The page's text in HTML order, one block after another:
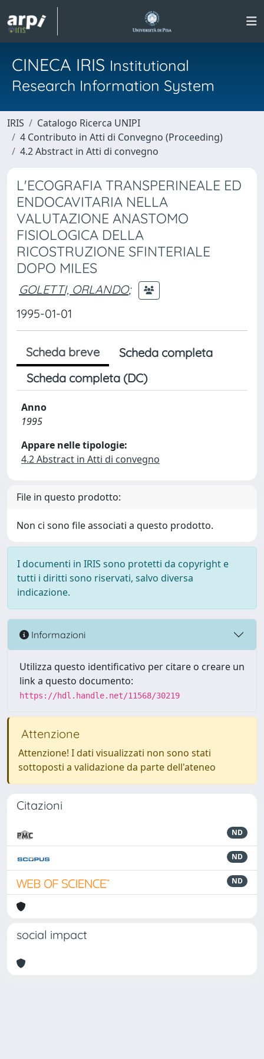
CINECA IRIS Institutional
Research Information System
IRIS
Catalogo Ricerca UNIPI
4 Contributo in Atti di Convegno (Proceeding)
4.2 Abstract in Atti di convegno
L'ECOGRAFIA TRANSPERINEALE ED
ENDOCAVITARIA NELLA
VALUTAZIONE ANASTOMO
FISIOLOGICA DELLA
RICOSTRUZIONE SFINTERIALE
DOPO MILES
GOLETTI, ORLANDO;
1995-01-01
Scheda breve
Scheda completa
Scheda completa (DC)
Anno
1995
Appare nelle tipologie:
4.2 Abstract in Atti di convegno
File in questo prodotto:
Non ci sono file associati a questo prodotto.
I documenti in IRIS sono protetti da copyright e
tutti i diritti sono riservati, salvo diversa
indicazione.
Informazioni
Utilizza questo identificativo per citare o creare un
link a questo documento:
https://hdl.handle.net/11568/30219
Attenzione
Attenzione! I dati visualizzati non sono stati
sottoposti a validazione da parte dell'ateneo
Citazioni
ND
ND
ND
social impact